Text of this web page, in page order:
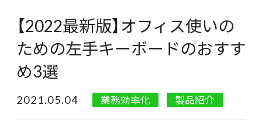
【2022最新版】オフィス使いの
ための左手キーボードのおすす
め3選
2021.05.04 業務効率化 製品紹介